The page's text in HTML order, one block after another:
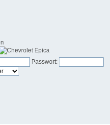
Passwort: